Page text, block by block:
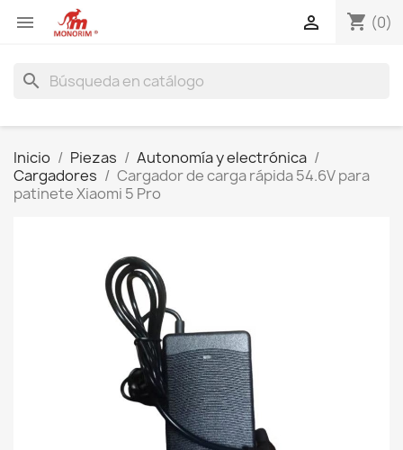
 shopping_cart (0)

search
Inicio Piezas
Autonomía y electrónica
Cargadores
Cargador de carga rápida 54.6V para
patinete Xiaomi 5 Pro